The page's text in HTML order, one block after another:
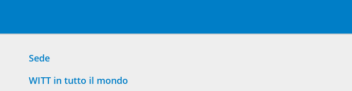
Sede
WITT in tutto il mondo